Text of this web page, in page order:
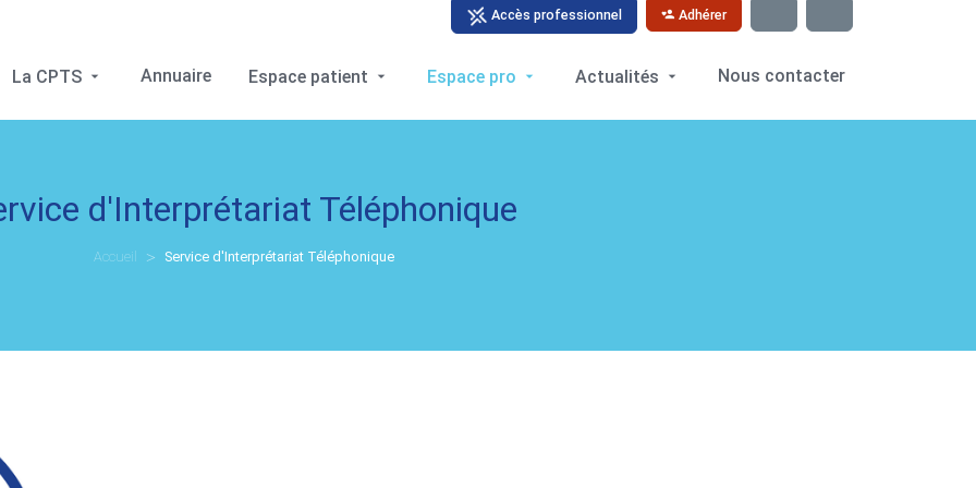
Accès professionnel Adhérer
La CPTS Annuaire Espace patient Espace pro Actualités Nous contacter
d'Interprétariat Téléphonique
Accueil Service d'Interprétariat Téléphonique